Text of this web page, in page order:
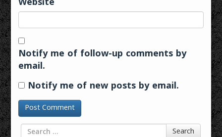
Website
Notify me of follow-up comments by
email.
Notify me of new posts by email.
Search for Search